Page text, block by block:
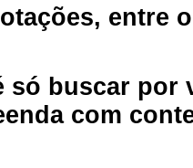
entre
só buscar por
com